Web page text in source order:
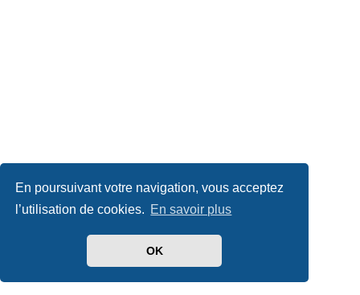
En poursuivant votre navigation, vous acceptez
l’utilisation de cookies. En savoir plus
OK